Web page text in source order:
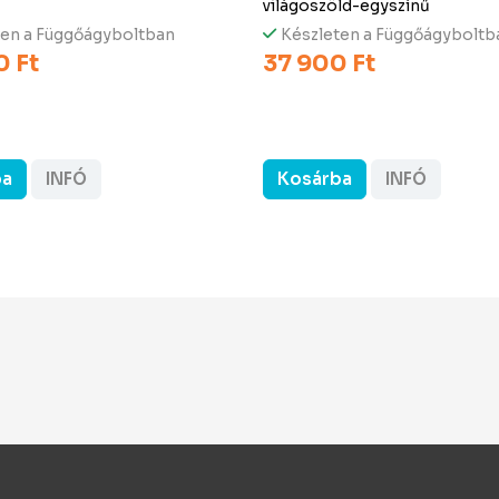
a Függőágyboltban
Ft
INFÓ
világoszöld-egyszínű
Készleten a
37 900 Ft
Kosárba INFÓ